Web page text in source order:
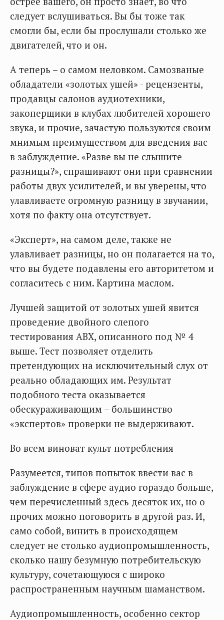
следует вслушиваться. Вы бы тоже так
смогли бы, если бы прослушали столько же
двигателей, что и он.
А теперь – о самом неловком. Самозваные
обладатели «золотых ушей» - рецензенты,
продавцы салонов аудиотехники,
закоперщики в клубах любителей хорошего
звука, и прочие, зачастую пользуются своим
мнимым преимуществом для введения вас
в заблуждение. «Разве вы не слышите
разницы?», спрашивают они при сравнении
работы двух усилителей, и вы уверены, что
улавливаете огромную разницу в звучании,
хотя по факту она отсутствует.
«Эксперт», на самом деле, также не
улавливает разницы, но он полагается на то,
что вы будете подавлены его авторитетом и
согласитесь с ним. Картина маслом.
Лучшей защитой от золотых ушей явится
проведение двойного слепого
тестирования ABX, описанного под № 4
выше. Тест позволяет отделить
претендующих на исключительный слух от
реально обладающих им. Результат
подобного теста оказывается
обескураживающим – большинство
«экспертов» проверки не выдерживают.
Во всем виноват культ потребления
Разумеется, типов попыток ввести вас в
заблуждение в сфере аудио гораздо больше,
чем перечисленный здесь десяток их, но о
прочих можно поговорить в другой раз. И,
само собой, винить в происходящем
следует не столько аудиопромышленность,
сколько нашу безумную потребительскую
культуру, сочетающуюся с широко
распространенным научным шаманством.
Аудиопромышленность, особенно сектор